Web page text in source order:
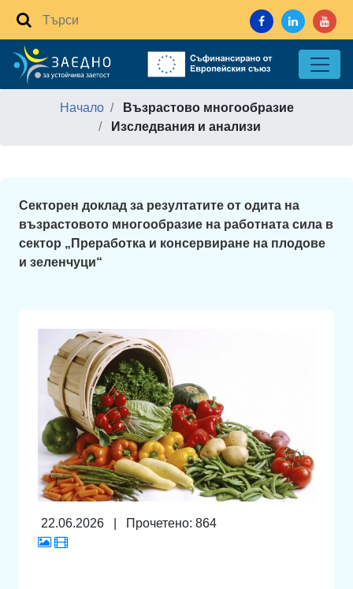
Начало
Възрастово многообразие
Изследвания и анализи
Секторен доклад за резултатите от одита на
възрастовото многообразие на работната сила в
сектор „Преработка и консервиране на плодове
и зеленчуци“
22.06.2026 Прочетено: 864